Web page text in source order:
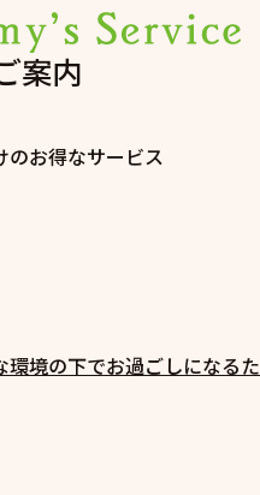
案内
のお得なサービス
境の下でお過ごしになるた